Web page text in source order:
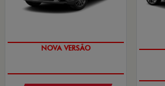
PREÇO IMPERDÍVEL